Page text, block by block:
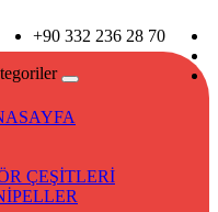
+90 332 236 28 70
ÇEŞİTLERİ